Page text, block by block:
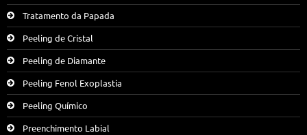
Tratamento da Papada
Peeling de Cristal
Peeling de Diamante
Peeling Fenol Exoplastia
Peeling Químico
Preenchimento Labial